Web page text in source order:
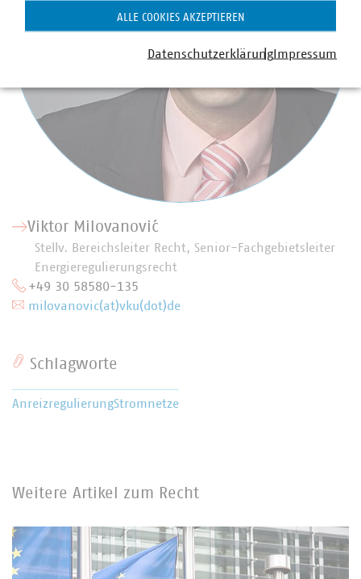
Viktor Milovanović
Stellv. Bereichsleiter Recht, Senior-Fachgebietsleiter
Energieregulierungsrecht
+49 30 58580-135
milovanovic(at)vku(dot)de
Schlagworte
AnreizregulierungStromnetze
Weitere Artikel zum Recht
ALLE COOKIES AKZEPTIEREN
DatenschutzerklärungImpressum